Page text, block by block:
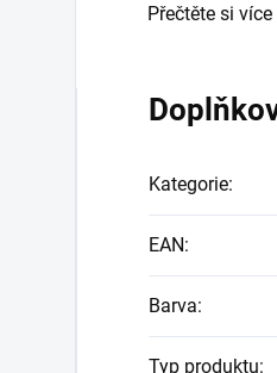
Přečtěte si
Kategorie:
EAN:
Barva:
Typ produktu: